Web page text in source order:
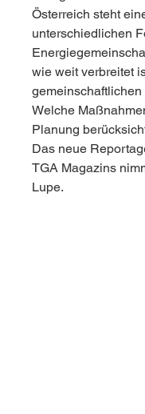
Österreich steht
unterschiedlichen
wie weit verbreitet
Welche
Planung
Das neue
TGA Magazins
Lupe.